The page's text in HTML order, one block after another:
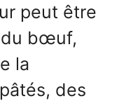
peut être
du bœuf,
la
des